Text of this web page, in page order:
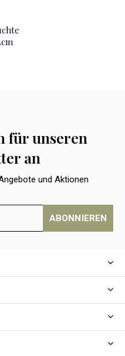
für unseren
an
und Aktionen
ABONNIEREN